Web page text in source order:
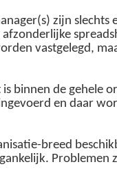
zijn
vastgelegd,
binnen de gehele
en daar
breed
Problemen